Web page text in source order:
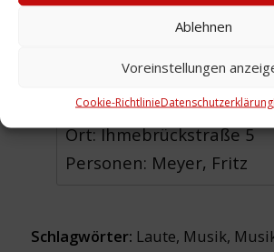
Ablehnen
Voreinstellungen
Cookie-RichtlinieDatenschutzerklärung
Urheber: Fritz Meyer´s
Zeitliche Einordnung:
Ort: Ihmebrückstraße 5
Personen: Meyer, Fritz
Schlagwörter: Laute, Musik,